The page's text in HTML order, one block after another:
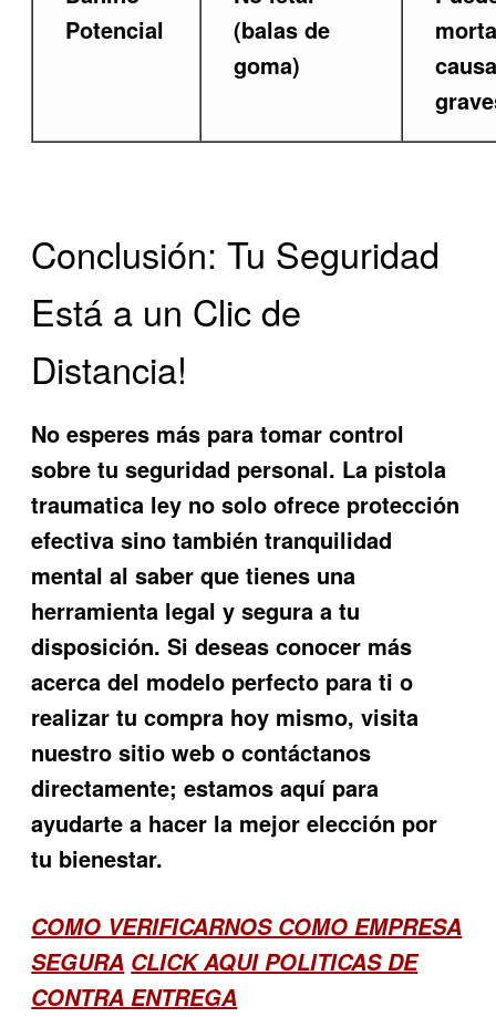
Potencial
(balas de
goma)
Conclusión: Tu Seguridad
Está a un Clic de
Distancia!
No esperes más para tomar control
sobre tu seguridad personal. La pistola
traumatica ley no solo ofrece protección
efectiva sino también tranquilidad
mental al saber que tienes una
herramienta legal y segura a tu
disposición. Si deseas conocer más
acerca del modelo perfecto para ti o
realizar tu compra hoy mismo, visita
nuestro sitio web o contáctanos
directamente; estamos aquí para
ayudarte a hacer la mejor elección por
tu bienestar.
COMO VERIFICARNOS COMO EMPRESA
SEGURA CLICK AQUI POLITICAS DE
CONTRA ENTREGA